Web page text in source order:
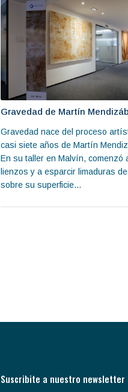
Gravedad de Martín
Gravedad nace del proceso
casi siete años de Martín
En su taller en Malvín, comenzó
lienzos y a esparcir limaduras
sobre su superficie...
Suscribite a nuestro newsletter